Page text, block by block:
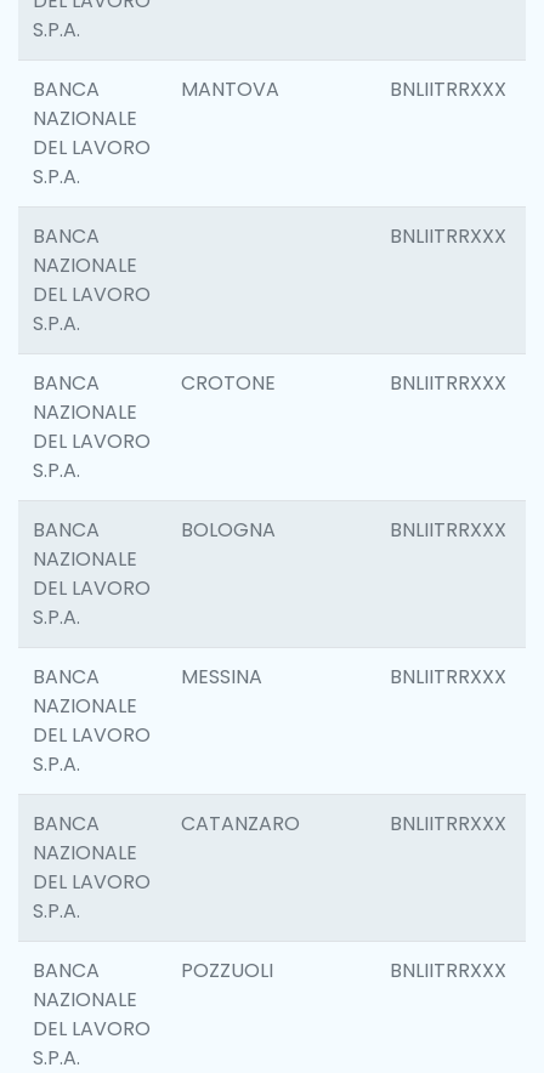
S.P.A.
BANCA
NAZIONALE
DEL LAVORO
S.P.A.
MANTOVA BNLIITRRXXX
BANCA
NAZIONALE
DEL LAVORO
S.P.A.
BNLIITRRXXX
BANCA
NAZIONALE
DEL LAVORO
S.P.A.
CROTONE BNLIITRRXXX
BANCA
NAZIONALE
DEL LAVORO
S.P.A.
BOLOGNA BNLIITRRXXX
BANCA
NAZIONALE
DEL LAVORO
S.P.A.
MESSINA BNLIITRRXXX
BANCA
NAZIONALE
DEL LAVORO
S.P.A.
CATANZARO BNLIITRRXXX
BANCA
NAZIONALE
DEL LAVORO
S.P.A.
POZZUOLI BNLIITRRXXX